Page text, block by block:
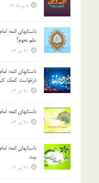
5 مرداد 03
داستانهای ائمه:
علم نجوم؟
20 تیر 03
داستانهای ائمه:
درخواست کمک
20 تیر 03
داستانهای ائمه:
20 تیر 03
داستانهای ائمه:
بیت
20 تیر 03